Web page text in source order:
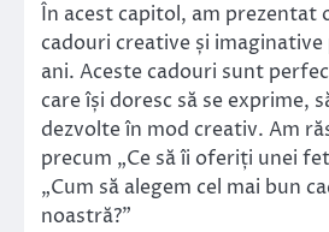
În acest capitol, am prezentat
cadouri creative și
ani. Aceste cadouri sunt
care își doresc să se exprime,
dezvolte în mod creativ. Am
precum „Ce să îi oferiți unei
„Cum să alegem cel mai bun
noastră?”